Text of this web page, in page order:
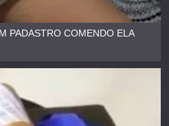
PADASTRO COMENDO ELA